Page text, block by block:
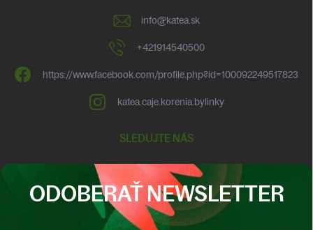
info@katea.sk
+421914540500
https://www.facebook.com/profile.php?id=100092249517823
katea.caje.korenia.bylinky
SLEDUJTE NÁS
ODOBERAŤ NEWSLETTER